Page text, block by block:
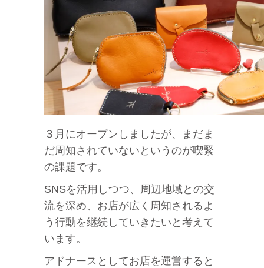
３月にオープンしましたが、まだま
だ周知されていないというのが喫緊
の課題です。
SNSを活用しつつ、周辺地域との交
流を深め、お店が広く周知されるよ
う行動を継続していきたいと考えて
います。
アドナースとしてお店を運営すると